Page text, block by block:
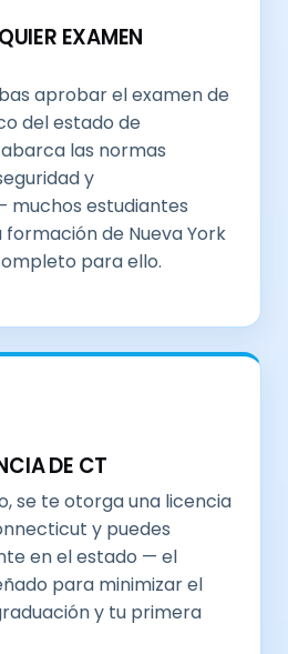
EXAMEN
aprobar el examen de
del estado de
las normas
y
muchos estudiantes
de Nueva York
para ello.
DE CT
se te otorga una licencia
y puedes
en el estado — el
para minimizar el
y tu primera